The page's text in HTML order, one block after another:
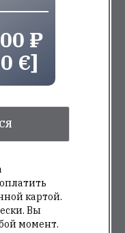
₽
€]
картой.
Вы
момент.